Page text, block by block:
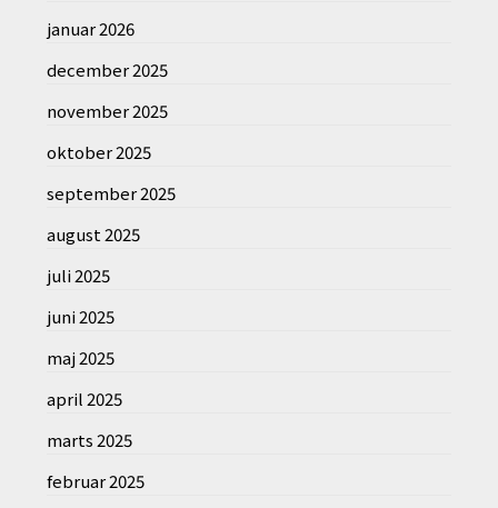
januar 2026
december 2025
november 2025
oktober 2025
september 2025
august 2025
juli 2025
juni 2025
maj 2025
april 2025
marts 2025
februar 2025